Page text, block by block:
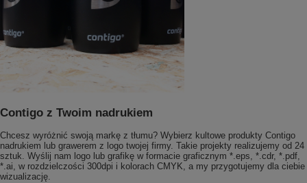
Contigo z Twoim nadrukiem
Chcesz wyróżnić swoją markę z tłumu? Wybierz kultowe produkty Contigo
nadrukiem lub grawerem z logo twojej firmy. Takie projekty realizujemy od 24
sztuk. Wyślij nam logo lub grafikę w formacie graficznym *.eps, *.cdr, *.pdf,
*.ai, w rozdzielczości 300dpi i kolorach CMYK, a my przygotujemy dla ciebie
wizualizację.